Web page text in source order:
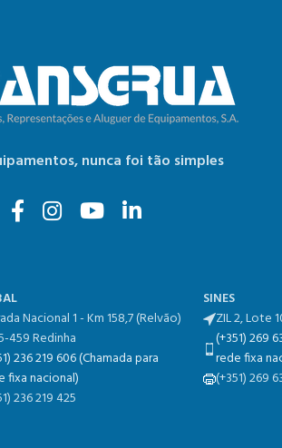
nunca foi tão simples
Nacional 1 - Km 158,7​ (Relvão)​
459 Redinha
236 219 606 (Chamada para
fixa nacional)
236 219 425
SINES
ZIL 2, Lote
(+351) 269
rede fixa
(+351) 269